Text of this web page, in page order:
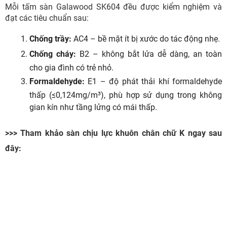
Mỗi tấm sàn Galawood SK604 đều được kiểm nghiệm và
đạt các tiêu chuẩn sau:
Chống trầy: AC4 – bề mặt ít bị xước do tác động nhẹ.
Chống cháy: B2 – không bắt lửa dễ dàng, an toàn
cho gia đình có trẻ nhỏ.
Formaldehyde: E1 – độ phát thải khí formaldehyde
thấp (≤0,124mg/m³), phù hợp sử dụng trong không
gian kín như tầng lửng có mái thấp.
>>> Tham khảo sàn chịu lực khuôn chân chữ K ngay sau
đây: